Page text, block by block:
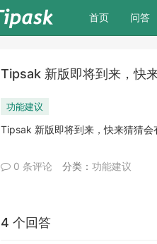
首页(current)
问答
Tipsak 新版即将到来，快
功能建议
Tipsak 新版即将到来，快来猜猜会
0 条评论 分类： 功能建议
4 个回答